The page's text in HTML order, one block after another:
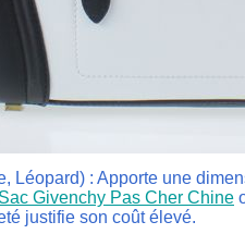
Léopard) : Apporte une
Sac Givenchy Pas Cher Chine
justifie son coût élevé.